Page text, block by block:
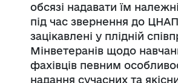
обсязі надавати їм
під час звернення до
зацікавлені у плідній
Мінветеранів щодо
фахівців певним
надання сучасних та